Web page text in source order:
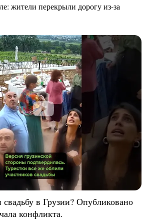
жители перекрыли дорогу из-за
в Грузии? Опубликовано
конфликта.